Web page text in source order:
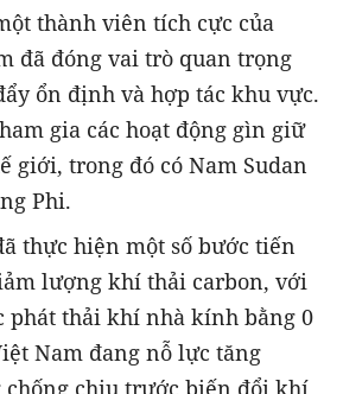
thành viên tích cực của
đã đóng vai trò quan trọng
ổn định và hợp tác khu vực.
gia các hoạt động gìn giữ
giới, trong đó có Nam Sudan
Phi.
thực hiện một số bước tiến
lượng khí thải carbon, với
phát thải khí nhà kính bằng 0
Nam đang nỗ lực tăng